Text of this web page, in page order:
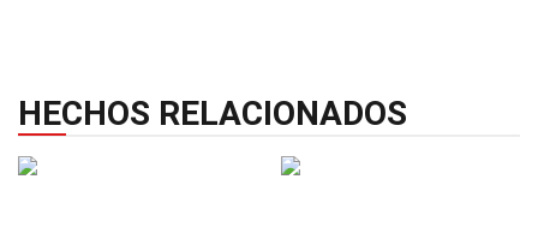
HECHOS RELACIONADOS